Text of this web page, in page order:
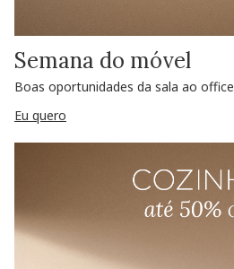
Semana do móvel
Boas oportunidades da sala ao office
Eu quero